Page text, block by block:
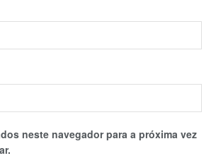
neste navegador para a próxima vez